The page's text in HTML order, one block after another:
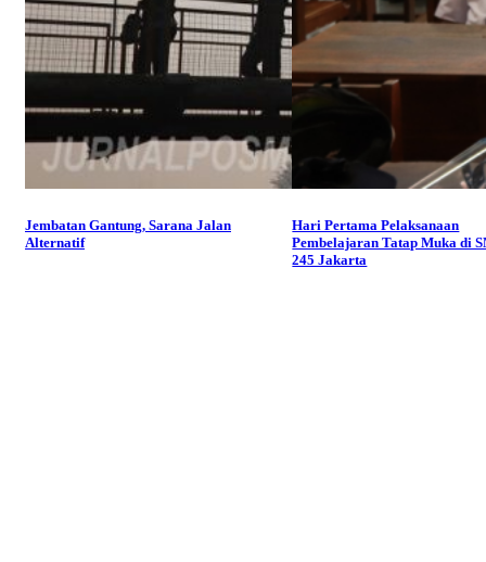
Jembatan Gantung, Sarana Jalan
Alternatif
Hari Pertama Pelaksanaan
Pembelajaran Tatap Muka di
245 Jakarta